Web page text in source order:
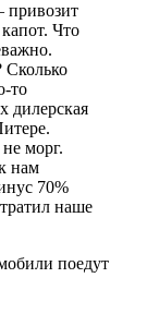
Что
Сколько
то
дилерская
морг.
нам
70%
наше